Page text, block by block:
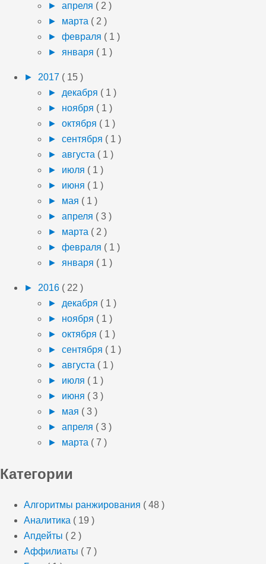
► апреля ( 2 )
► марта ( 2 )
► февраля ( 1 )
► января ( 1 )
► 2017 ( 15 )
► декабря ( 1 )
► ноября ( 1 )
► октября ( 1 )
► сентября ( 1 )
► августа ( 1 )
► июля ( 1 )
► июня ( 1 )
► мая ( 1 )
► апреля ( 3 )
► марта ( 2 )
► февраля ( 1 )
► января ( 1 )
► 2016 ( 22 )
► декабря ( 1 )
► ноября ( 1 )
► октября ( 1 )
► сентября ( 1 )
► августа ( 1 )
► июля ( 1 )
► июня ( 3 )
► мая ( 3 )
► апреля ( 3 )
► марта ( 7 )
Категории
Алгоритмы ранжирования ( 48 )
Аналитика ( 19 )
Апдейты ( 2 )
Аффилиаты ( 7 )